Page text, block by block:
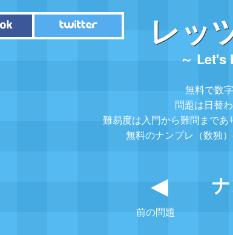
レッ
～ Let's
無料で数
問題は日替
難易度は入門から難問まであ
無料のナンプレ（数独
▲
前の問題